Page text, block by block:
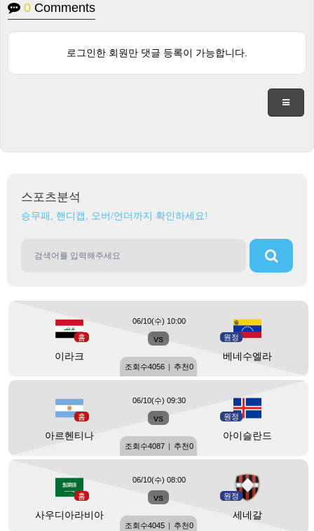
0 Comments
로그인한 회원만 댓글 등록이 가능합니다.
스포츠분석
승무패, 핸디캡, 오버/언더까지 확인하세요!
홈
이라크
vs 원정
베네수엘라
06/10(수) 10:00
조회수4056 | 추천0
홈
아르헨티나
vs 원정
아이슬란드
06/10(수) 09:30
조회수4087 | 추천0
홈
사우디아라비아
vs 원정
세네갈
06/10(수) 08:00
조회수4045 | 추천0